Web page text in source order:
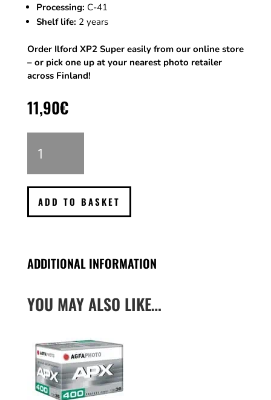
Processing: C-41
Shelf life: 2 years
Order Ilford XP2 Super easily from our online store
– or pick one up at your nearest photo retailer
across Finland!
11,90€
XP2
ADD TO BASKET
ADDITIONAL INFORMATION
YOU MAY ALSO LIKE…